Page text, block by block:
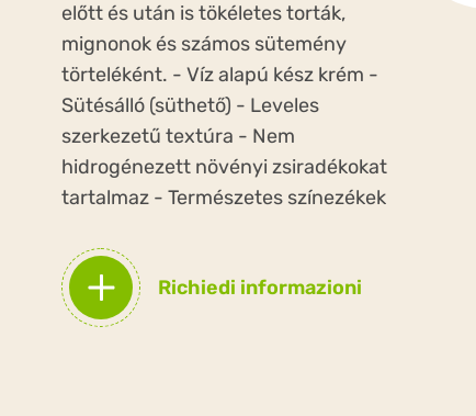
előtt és után is tökéletes torták,
mignonok és számos sütemény
törteléként. - Víz alapú kész krém -
Sütésálló (süthető) - Leveles
szerkezetű textúra - Nem
hidrogénezett növényi zsiradékokat
tartalmaz - Természetes színezékek
Richiedi informazioni